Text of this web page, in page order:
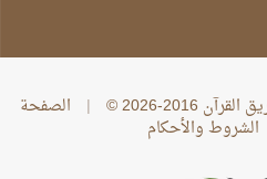
2026 ©
| الصفحة
الشروط والأحكام